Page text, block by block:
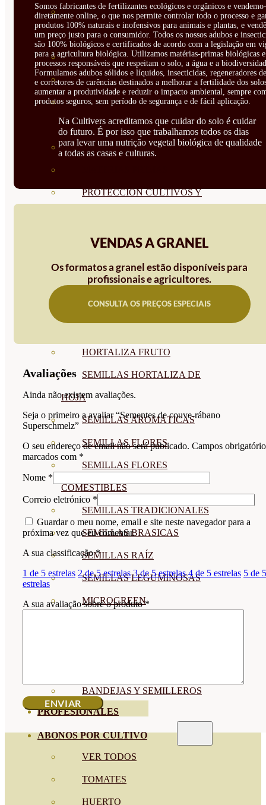
CORRECTORES DE
CARENCIAS
ENRAIZANTES
MADURACIÓN Y ENGORDE
REGENERADORES DEL
SUELO
ÁCIDOS HÚMICOS
PROTECCIÓN CULTIVOS Y
PLANTAS INTERIOR
SEMILLAS
VER TODAS
HORTALIZA FRUTO
SEMILLAS HORTALIZA DE
HOJA
SEMILLAS AROMÁTICAS
SEMILLAS FLORES
SEMILLAS FLORES
COMESTIBLES
SEMILLAS TRADICIONALES
SEMILLAS BRASICAS
SEMILLAS RAÍZ
SEMILLAS LEGUMINOSAS
MICROGREEN
BANDEJAS Y SEMILLEROS
PROFESIONALES
ABONOS POR CULTIVO
VER TODOS
TOMATES
HUERTO
Somos fabricantes de fertilizantes ecológicos e orgânicos e
diretamente online, o que nos permite controlar todo o processo e
produtos 100% naturais e inofensivos para animais e plantas, e
um preço justo para o consumidor. Todos os nossos adubos e
são 100% biológicos e certificados de acordo com a legislação em
para a agricultura biológica. Utilizamos matérias-primas biológicas e
processos responsáveis que respeitam o solo, a água e a
Formulamos adubos sólidos e líquidos, insecticidas, regeneradores
e corretores de carências destinados a melhorar a fertilidade dos
aumentar a produtividade e reduzir o impacto ambiental, sempre
produtos seguros, sem período de segurança e de fácil aplicação.
Na Cultivers acreditamos que cuidar do solo é cuidar
do futuro. É por isso que trabalhamos todos os dias
para levar uma nutrição vegetal biológica de qualidade
a todas as casas e culturas.
VENDAS A GRANEL
Os formatos a granel estão disponíveis para
profissionais e agricultores.
CONSULTA OS PREÇOS ESPECIAIS
Avaliações
Ainda não existem avaliações.
Seja o primeiro a avaliar “Sementes de couve-rábano
Superschmelz”
O seu endereço de email não será publicado. Campos
marcados com *
Nome *
Correio eletrónico *
Guardar o meu nome, email e site neste navegador para a
próxima vez que eu comentar.
A sua classificação*
1 de 5 estrelas 2 de 5 estrelas 3 de 5 estrelas 4 de 5 estrelas 5 de 5
estrelas
A sua avaliação sobre o produto*